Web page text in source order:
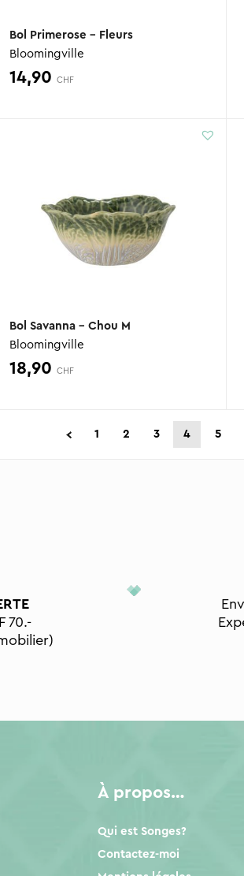
Bol Primerose – Fleurs
Bloomingville
14,90 CHF
Bol Savanna – Chou M
Bloomingville
18,90 CHF
1 2 3 4 5
70.-
À propos…
Qui est Songes?
Contactez-moi